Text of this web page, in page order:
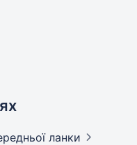
ланки